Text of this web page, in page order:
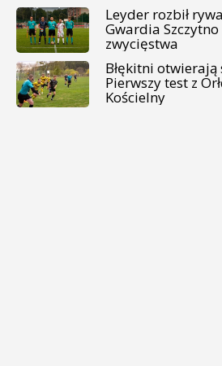
Leyder rozbił
Gwardia Szczytno
zwycięstwa
Błękitni otwierają
Pierwszy test z
Kościelny